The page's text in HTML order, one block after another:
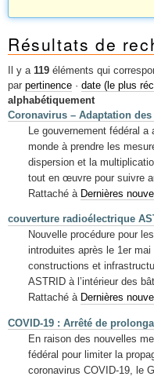
Permis d'urbanisme
Cartographie
Etudes et publications
Mots-clés
Renseignements urbanistiques
Résultats de
Il y a 119 éléments qui
par pertinence · date (le plus
alphabétiquement
Coronavirus – Adaptation
Le gouvernement fédéral a
monde à prendre les
dispersion et la
tout en œuvre pour suivre
Rattaché à Dernières
couverture radioélectrique
Nouvelle procédure pour
introduites après le 1er
constructions et
ASTRID à l’intérieur des
Rattaché à Dernières
COVID-19 : Arrêté de
En raison des nouvelles
fédéral pour limiter la
coronavirus COVID-19, le